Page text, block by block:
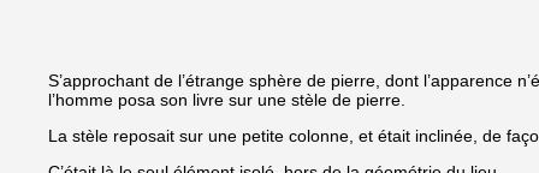
S’approchant de l’étrange sphère de pierre, dont l’apparence
l’homme posa son livre sur une stèle de pierre.
La stèle reposait sur une petite colonne, et était inclinée, de